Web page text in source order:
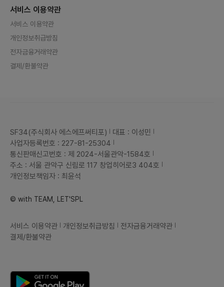
서비스 이용약관
서비스 이용약관
개인정보취급방침
전자금융거래약관
결제/환불약관
SF34(주식회사 에스에프써티포)
대표 : 이성민
사업자등록번호 : 227-81-25304
통신판매신고번호 : 제 2024-서울관악-1584호
주소 : 서울 관악구 신림로 117 창업히어로3 404호
개인정보책임자 : 최윤석
© with TEAM, LET'SPL
서비스 이용약관 개인정보취급방침
전자금융거래약관
결제/환불약관